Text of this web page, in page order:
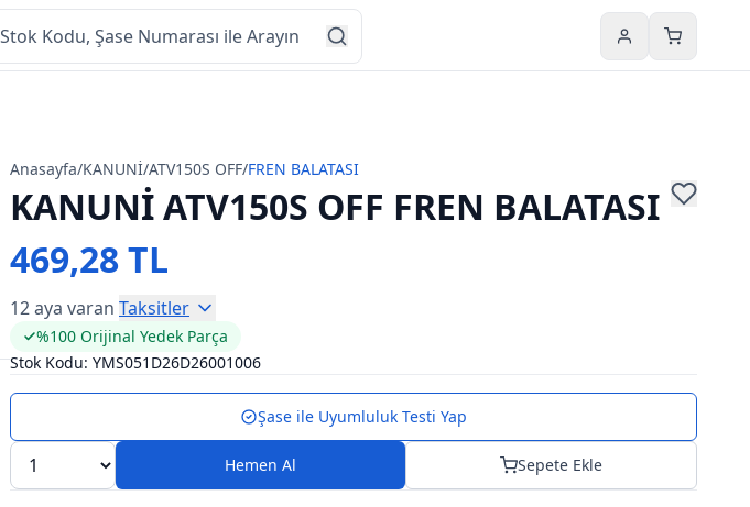
HesabımSepetim
Anasayfa/KANUNİ/ATV150S OFF/FREN BALATASI
KANUNİ ATV150S OFF FREN BALATASI
469,28 TL
12 aya varan Taksitler
%100 Orijinal Yedek Parça
Stok Kodu: YMS051D26D26001006
Şase ile Uyumluluk Testi Yap
Hemen Al Sepete Ekle